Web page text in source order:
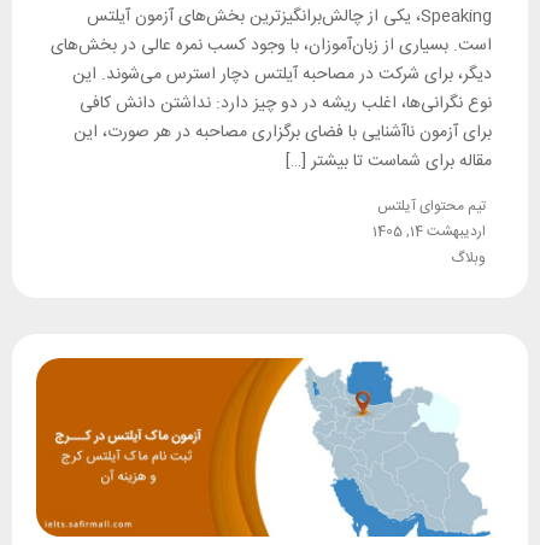
Speaking، یکی از چالش‌برانگیزترین بخش‌های آزمون آیلتس
است. بسیاری از زبان‌آموزان، با وجود کسب نمره عالی در بخش‌های
دیگر، برای شرکت در مصاحبه آیلتس دچار استرس می‌شوند. این
نوع نگرانی‌ها، اغلب ریشه در دو چیز دارد: نداشتن دانش کافی
برای آزمون ناآشنایی با فضای برگزاری مصاحبه در هر صورت، این
مقاله برای شماست تا بیشتر […]
تیم محتوای آیلتس
اردیبهشت 14, 1405
وبلاگ